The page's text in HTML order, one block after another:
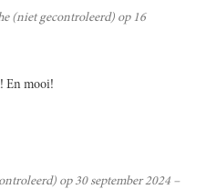
(niet gecontroleerd) op 16
En mooi!
op 30 september 2024 –